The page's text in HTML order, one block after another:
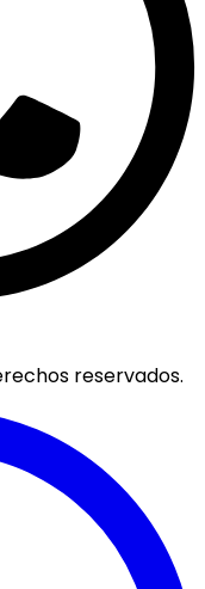
reservados.